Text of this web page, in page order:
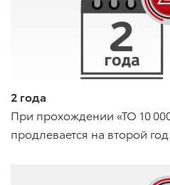
2 года
При прохождении «ТО 10
продлевается на второй год.